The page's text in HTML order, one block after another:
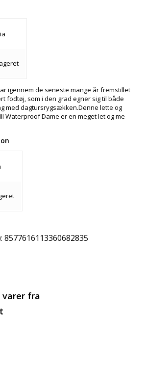
igennem de seneste mange år fremstillet
fodtøj, som i den grad egner sig til både
med dagtursrygsækken.Denne lette og
Waterproof Dame er en meget let og me
8577616113360682835
varer fra